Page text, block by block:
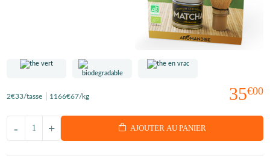
35€00
2€33/tasse 1166€67/kg
+
- AJOUTER AU PANIER